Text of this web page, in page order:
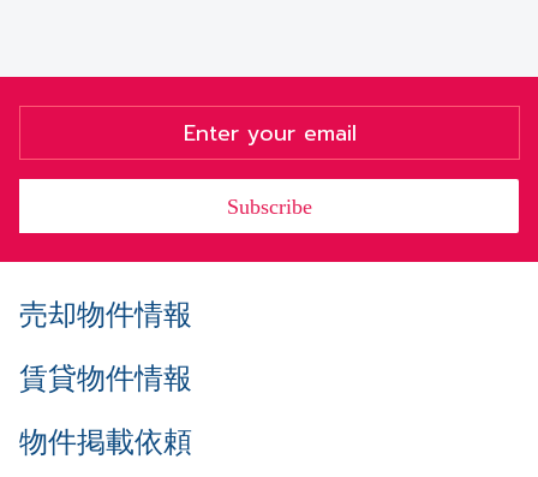
Subscribe
売却物件情報
賃貸物件情報
物件掲載依頼